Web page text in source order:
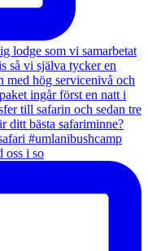
oss i so